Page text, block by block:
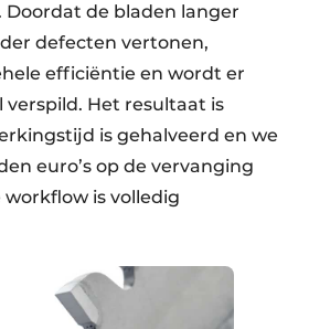
Doordat de bladen langer
defecten vertonen,
efficiëntie en wordt er
Het resultaat is
is gehalveerd en we
euro’s op de vervanging
workflow is volledig